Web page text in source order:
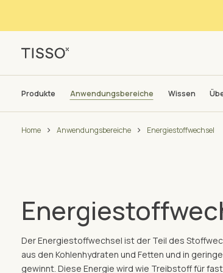
Produkte Anwendungsbereiche Wissen
Home Anwendungsbereiche Energiestoffwechsel
Der Energiestoffwechsel ist der Teil des
aus den Kohlenhydraten und Fetten und in
gewinnt. Diese Energie wird wie Treibstoff für